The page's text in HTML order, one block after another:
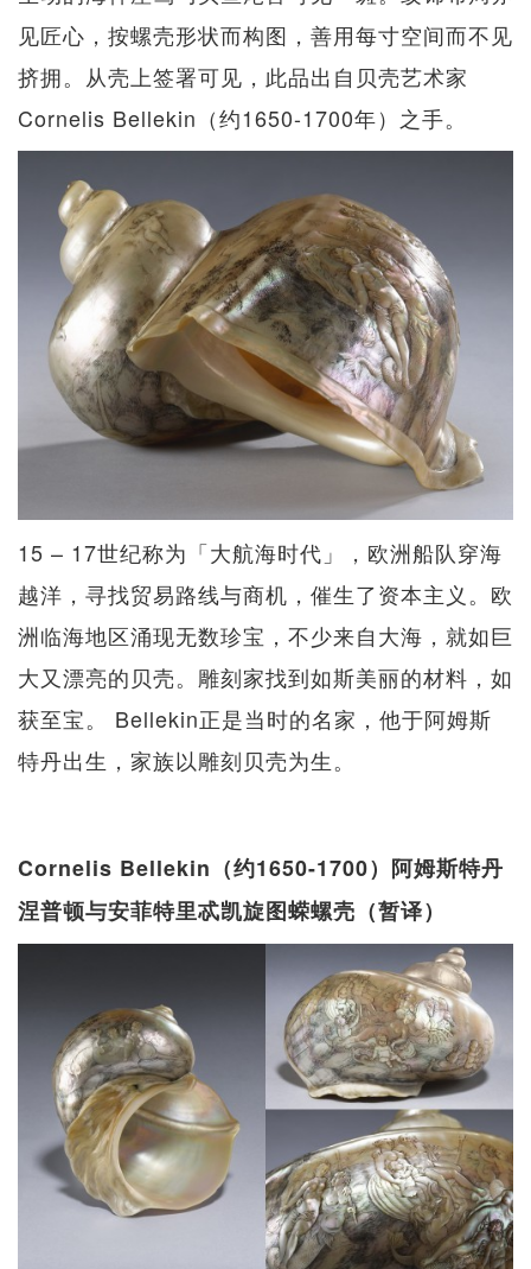
见匠心，按螺壳形状而构图，善用每寸空间而不见
挤拥。从壳上签署可见，此品出自贝壳艺术家
Cornelis Bellekin（约1650-1700年）之手。
15 – 17世纪称为「大航海时代」，欧洲船队穿海
越洋，寻找贸易路线与商机，催生了资本主义。欧
洲临海地区涌现无数珍宝，不少来自大海，就如巨
大又漂亮的贝壳。雕刻家找到如斯美丽的材料，如
获至宝。 Bellekin正是当时的名家，他于阿姆斯
特丹出生，家族以雕刻贝壳为生。
Cornelis Bellekin（约1650-1700）阿姆斯特丹
涅普顿与安菲特里忒凯旋图蝾螺壳（暂译）